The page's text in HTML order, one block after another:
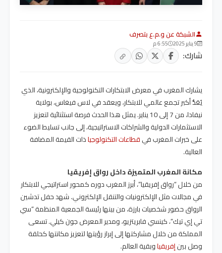
الشبكة عن و.م.ع بتصرف
9 يناير 2025 6:55 م
شارك:
يشارك المغرب في معرض الابتكارات التكنولوجية والإلكترونية، الذي
يُعَدُّ أكبر تجمع عالمي للابتكار، ويعقد في لاس فيغاس، بولاية
نيفادا، من 7 إلى 10 يناير. يمثل هذا الحدث فرصة استثنائية لتعزيز
الاستثمارات الدولية والشراكات الاستراتيجية، إلى جانب تسليط الضوء
على خبرات المغرب فيقطاعات التكنولوجياذات القيمة المضافة
العالية.
مكانة المغرب المتميزة داخل رواق إفريقيا
من خلال “رواق إفريقيا”، أبرز المغرب دوره كمحور استراتيجي للابتكار
في مجالات مثل الإلكترونيات والتنقل الإلكتروني. شهد حفل تدشين
الرواق حضور شخصيات بارزة، من بينها رئيسة الجمعية المنظمة “سي
تي إي تيك”، كينسي فابريتزيو، ومدير المعرض جون كيلي. تسعى
المملكة من خلال مشاركتها إلى إبراز رؤيتها لتعزيز مكانتها كحلقة
وصل بينإفريقياوبقية العالم.